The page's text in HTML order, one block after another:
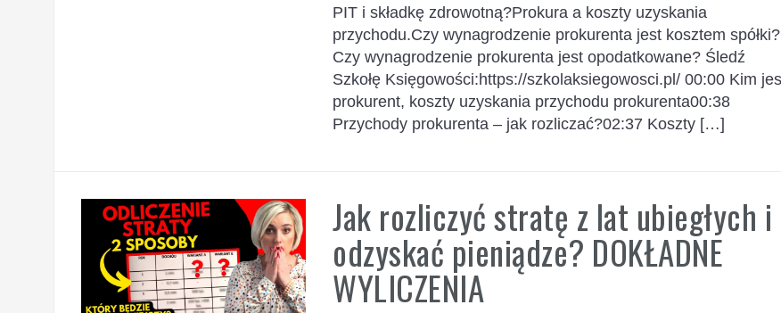
PIT i składkę zdrowotną?Prokura a koszty uzyskania
przychodu.Czy wynagrodzenie prokurenta jest kosztem spółki?
Czy wynagrodzenie prokurenta jest opodatkowane? Śledź
Szkołę Księgowości:https://szkolaksiegowosci.pl/ 00:00 Kim
prokurent, koszty uzyskania przychodu prokurenta00:38
Przychody prokurenta – jak rozliczać?02:37 Koszty […]
Jak rozliczyć stratę z lat ubiegłych i
odzyskać pieniądze? DOKŁADNE
WYLICZENIA